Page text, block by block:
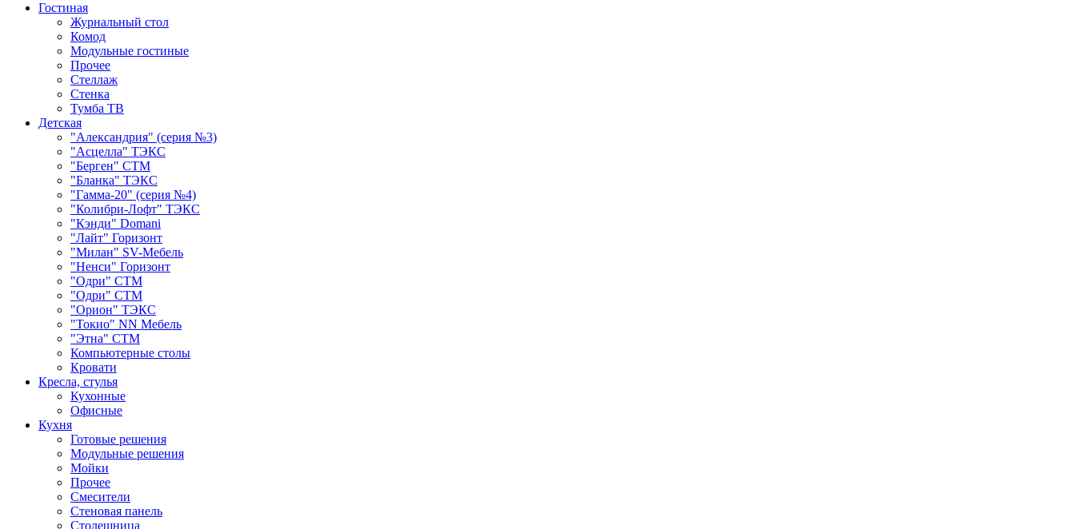
Гостиная
Журнальный стол
Комод
Модульные гостиные
Прочее
Стеллаж
Стенка
Тумба ТВ
Детская
"Александрия" (серия №3)
"Асцелла" ТЭКС
"Берген" СТМ
"Бланка" ТЭКС
"Гамма-20" (серия №4)
"Колибри-Лофт" ТЭКС
"Кэнди" Domani
"Лайт" Горизонт
"Милан" SV-Мебель
"Ненси" Горизонт
"Одри" СТМ
"Одри" СТМ
"Орион" ТЭКС
"Токио" NN Мебель
"Этна" СТМ
Компьютерные столы
Кровати
Кресла, стулья
Кухонные
Офисные
Кухня
Готовые решения
Модульные решения
Мойки
Прочее
Смесители
Стеновая панель
Столешница